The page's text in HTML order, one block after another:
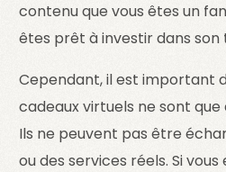
contenu que vous êtes un
êtes prêt à investir dans son
Cependant, il est important
cadeaux virtuels ne sont que
Ils ne peuvent pas être
ou des services réels. Si